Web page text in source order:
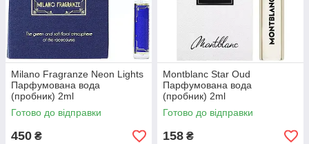
Milano Fragranze Neon Lights
Парфумована вода
(пробник) 2ml
(8055118038119)
Готово до відправки
450 ₴
Montblanc Star Oud
Парфумована вода
(пробник) 2ml
(3386460160162)
Готово до відправки
158 ₴